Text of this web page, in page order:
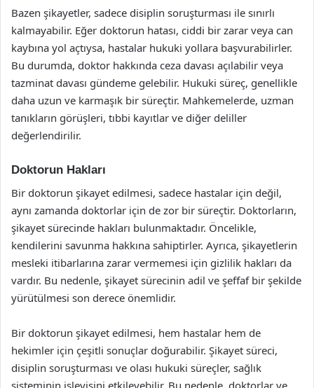
Bazen şikayetler, sadece disiplin soruşturması ile sınırlı
kalmayabilir. Eğer doktorun hatası, ciddi bir zarar veya can
kaybına yol açtıysa, hastalar hukuki yollara başvurabilirler.
Bu durumda, doktor hakkında ceza davası açılabilir veya
tazminat davası gündeme gelebilir. Hukuki süreç, genellikle
daha uzun ve karmaşık bir süreçtir. Mahkemelerde, uzman
tanıkların görüşleri, tıbbi kayıtlar ve diğer deliller
değerlendirilir.
Doktorun Hakları
Bir doktorun şikayet edilmesi, sadece hastalar için değil,
aynı zamanda doktorlar için de zor bir süreçtir. Doktorların,
şikayet sürecinde hakları bulunmaktadır. Öncelikle,
kendilerini savunma hakkına sahiptirler. Ayrıca, şikayetlerin
mesleki itibarlarına zarar vermemesi için gizlilik hakları da
vardır. Bu nedenle, şikayet sürecinin adil ve şeffaf bir şekilde
yürütülmesi son derece önemlidir.
Bir doktorun şikayet edilmesi, hem hastalar hem de
hekimler için çeşitli sonuçlar doğurabilir. Şikayet süreci,
disiplin soruşturması ve olası hukuki süreçler, sağlık
sisteminin işleyişini etkileyebilir. Bu nedenle, doktorlar ve